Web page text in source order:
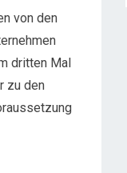
von den
dritten Mal
zu den